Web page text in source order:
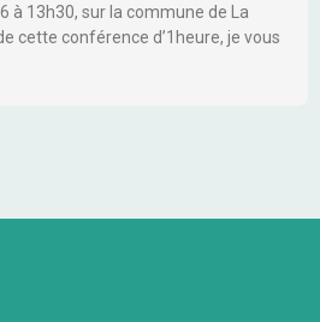
à 13h30, sur la commune de La
cette conférence d’1heure, je vous